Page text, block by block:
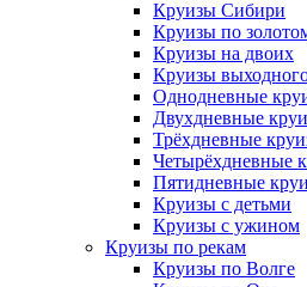
Круизы Сибири
Круизы по
Круизы на двоих
Круизы
Однодневные
Двухдневные
Трёхдневные
Четырёхдневные
Пятидневные
Круизы с детьми
Круизы с ужином
Круизы по рекам
Круизы по Волге